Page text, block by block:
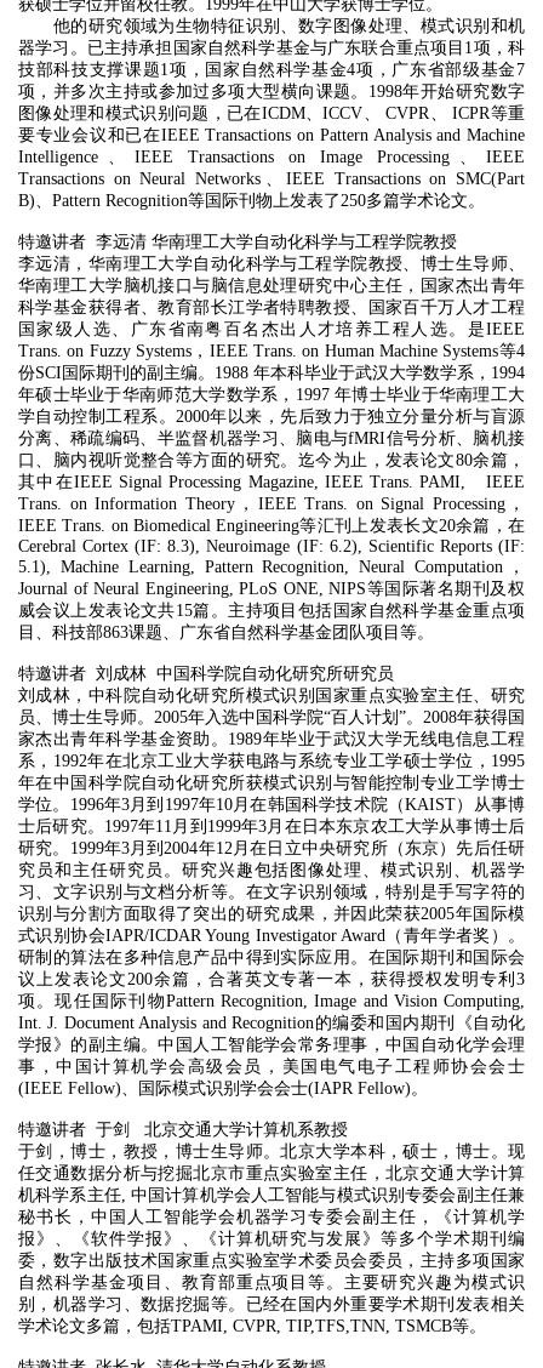
获硕士学位并留校任教。1999年在中山大学获博士学位。
他的研究领域为生物特征识别、数字图像处理、模式识别和机
器学习。已主持承担国家自然科学基金与广东联合重点项目1项，科
技部科技支撑课题1项，国家自然科学基金4项，广东省部级基金7
项，并多次主持或参加过多项大型横向课题。1998年开始研究数字
图像处理和模式识别问题，已在ICDM、ICCV、 CVPR、 ICPR等重
要专业会议和已在IEEE Transactions on Pattern Analysis and Machine
Intelligence、IEEE Transactions on Image Processing、IEEE
Transactions on Neural Networks、IEEE Transactions on SMC(Part
B)、Pattern Recognition等国际刊物上发表了250多篇学术论文。
特邀讲者 李远清 华南理工大学自动化科学与工程学院教授
李远清，华南理工大学自动化科学与工程学院教授、博士生导师、
华南理工大学脑机接口与脑信息处理研究中心主任，国家杰出青年
科学基金获得者、教育部长江学者特聘教授、国家百千万人才工程
国家级人选、广东省南粤百名杰出人才培养工程人选。是IEEE
Trans. on Fuzzy Systems，IEEE Trans. on Human Machine Systems等4
份SCI国际期刊的副主编。1988 年本科毕业于武汉大学数学系，1994
年硕士毕业于华南师范大学数学系，1997 年博士毕业于华南理工大
学自动控制工程系。2000年以来，先后致力于独立分量分析与盲源
分离、稀疏编码、半监督机器学习、脑电与fMRI信号分析、脑机接
口、脑内视听觉整合等方面的研究。迄今为止，发表论文80余篇，
其中在IEEE Signal Processing Magazine, IEEE Trans. PAMI, IEEE
Trans. on Information Theory，IEEE Trans. on Signal Processing，
IEEE Trans. on Biomedical Engineering等汇刊上发表长文20余篇，在
Cerebral Cortex (IF: 8.3), Neuroimage (IF: 6.2), Scientific Reports (IF:
5.1), Machine Learning, Pattern Recognition, Neural Computation，
Journal of Neural Engineering, PLoS ONE, NIPS等国际著名期刊及权
威会议上发表论文共15篇。主持项目包括国家自然科学基金重点项
目、科技部863课题、广东省自然科学基金团队项目等。
特邀讲者 刘成林 中国科学院自动化研究所研究员
刘成林，中科院自动化研究所模式识别国家重点实验室主任、研究
员、博士生导师。2005年入选中国科学院“百人计划”。2008年获得国
家杰出青年科学基金资助。1989年毕业于武汉大学无线电信息工程
系，1992年在北京工业大学获电路与系统专业工学硕士学位，1995
年在中国科学院自动化研究所获模式识别与智能控制专业工学博士
学位。1996年3月到1997年10月在韩国科学技术院（KAIST）从事博
士后研究。1997年11月到1999年3月在日本东京农工大学从事博士后
研究。1999年3月到2004年12月在日立中央研究所（东京）先后任研
究员和主任研究员。研究兴趣包括图像处理、模式识别、机器学
习、文字识别与文档分析等。在文字识别领域，特别是手写字符的
识别与分割方面取得了突出的研究成果，并因此荣获2005年国际模
式识别协会IAPR/ICDAR Young Investigator Award（青年学者奖）。
研制的算法在多种信息产品中得到实际应用。在国际期刊和国际会
议上发表论文200余篇，合著英文专著一本，获得授权发明专利3
项。现任国际刊物Pattern Recognition, Image and Vision Computing,
Int. J. Document Analysis and Recognition的编委和国内期刊《自动化
学报》的副主编。中国人工智能学会常务理事，中国自动化学会理
事，中国计算机学会高级会员，美国电气电子工程师协会会士
(IEEE Fellow)、国际模式识别学会会士(IAPR Fellow)。
特邀讲者 于剑 北京交通大学计算机系教授
于剑，博士，教授，博士生导师。北京大学本科，硕士，博士。现
任交通数据分析与挖掘北京市重点实验室主任，北京交通大学计算
机科学系主任, 中国计算机学会人工智能与模式识别专委会副主任兼
秘书长，中国人工智能学会机器学习专委会副主任，《计算机学
报》、《软件学报》、《计算机研究与发展》等多个学术期刊编
委，数字出版技术国家重点实验室学术委员会委员，主持多项国家
自然科学基金项目、教育部重点项目等。主要研究兴趣为模式识
别，机器学习、数据挖掘等。已经在国内外重要学术期刊发表相关
学术论文多篇，包括TPAMI, CVPR, TIP,TFS,TNN, TSMCB等。